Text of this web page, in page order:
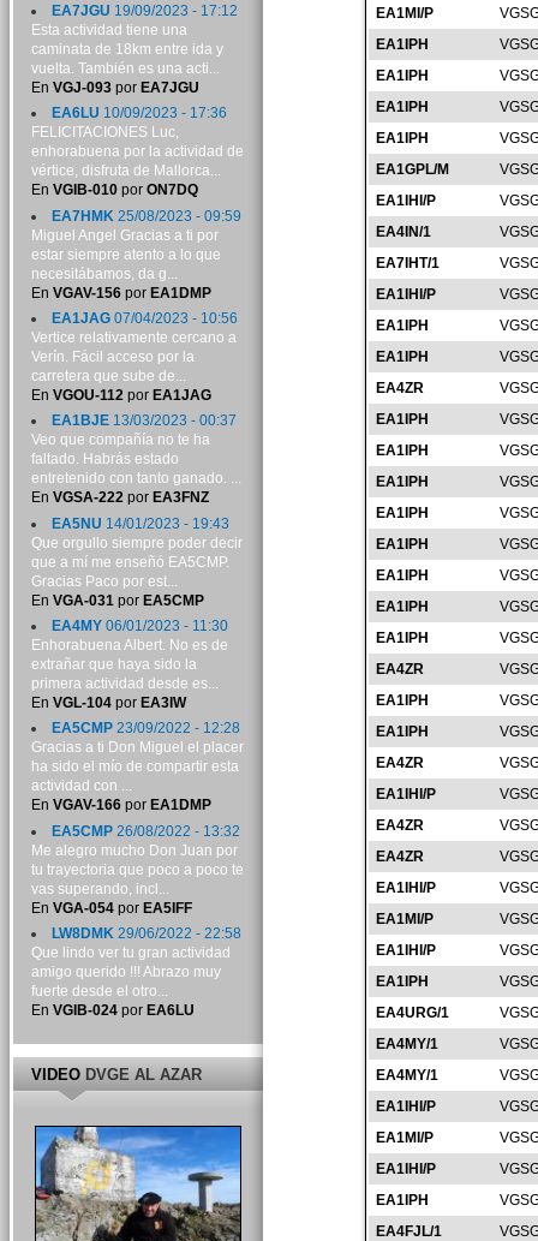
EA1MI/P
EA1IPH
EA1IPH
EA1IPH
EA1IPH
EA1GPL/M
EA1IHI/P
EA4IN/1
EA7IHT/1
EA1IHI/P
EA1IPH
EA1IPH
EA4ZR
EA1IPH
EA1IPH
EA1IPH
EA1IPH
EA1IPH
EA1IPH
EA1IPH
EA1IPH
EA4ZR
EA1IPH
EA1IPH
EA4ZR
EA1IHI/P
EA4ZR
EA4ZR
EA1IHI/P
EA1MI/P
EA1IHI/P
EA1IPH
EA4URG/1
EA4MY/1
EA4MY/1
EA1IHI/P
EA1MI/P
EA1IHI/P
EA1IPH
EA4FJL/1
EA7JGU 19/09/2023 - 17:12
Esta actividad tiene una
caminata de 18km entre ida y
vuelta. También es una acti...
En VGJ-093por EA7JGU
EA6LU 10/09/2023 - 17:36
FELICITACIONES Luc,
enhorabuena por la actividad de
vértice, disfruta de Mallorca...
En VGIB-010por ON7DQ
EA7HMK 25/08/2023 - 09:59
Miguel Angel Gracias a ti por
estar siempre atento a lo que
necesitábamos, da g...
En VGAV-156por EA1DMP
EA1JAG07/04/2023 - 10:56
Vertice relativamente cercano a
Verín. Fácil acceso por la
carretera que sube de...
En VGOU-112por EA1JAG
EA1BJE13/03/2023 - 00:37
Veo que compañía no te ha
faltado. Habrás estado
entretenido con tanto ganado. ...
En VGSA-222por EA3FNZ
EA5NU 14/01/2023 - 19:43
Que orgullo siempre poder decir
que a mí me enseñó EA5CMP.
Gracias Paco por est...
En VGA-031 por EA5CMP
EA4MY06/01/2023 - 11:30
Enhorabuena Albert. No es de
extrañar que haya sido la
primera actividad desde es...
En VGL-104por EA3IW
EA5CMP23/09/2022 - 12:28
Gracias a ti Don Miguel el placer
ha sido el mío de compartir esta
actividad con ...
En VGAV-166por EA1DMP
EA5CMP26/08/2022 - 13:32
Me alegro mucho Don Juan por
tu trayectoria que poco a poco te
vas superando, incl...
En VGA-054por EA5IFF
LW8DMK29/06/2022 - 22:58
Que lindo ver tu gran actividad
amigo querido !!! Abrazo muy
fuerte desde el otro...
En VGIB-024por EA6LU
VIDEODVGE AL AZAR